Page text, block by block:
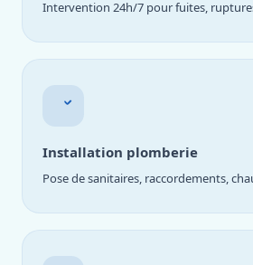
Intervention 24h/7 pour fuites,
Installation plomberie
Pose de sanitaires, raccordements,